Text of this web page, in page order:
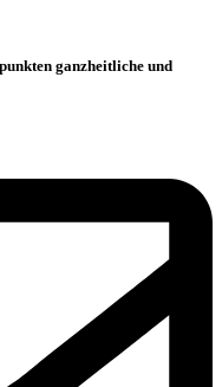
ganzheitliche und